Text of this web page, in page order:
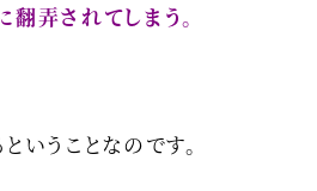
弄されてしまう。
いうことなのです。